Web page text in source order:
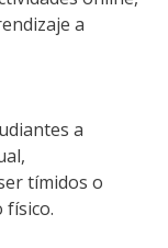
a
a
tímidos o